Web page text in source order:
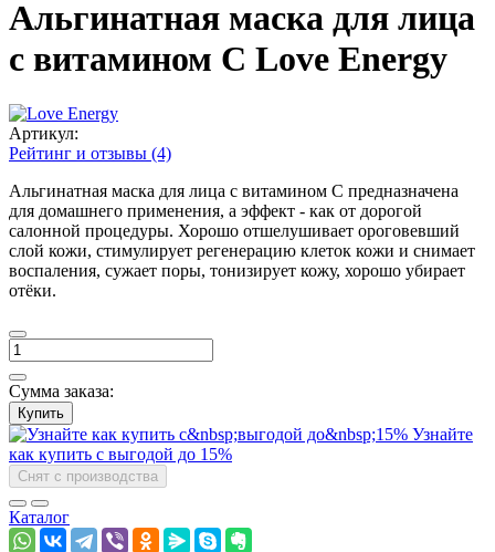
Альгинатная маска для лица
с витамином С Love Energy
Артикул:
Рейтинг и отзывы (4)
Альгинатная маска для лица с витамином С предназначена
для домашнего применения, а эффект - как от дорогой
салонной процедуры. Хорошо отшелушивает ороговевший
слой кожи, стимулирует регенерацию клеток кожи и снимает
воспаления, сужает поры, тонизирует кожу, хорошо убирает
отёки.
Сумма заказа:
Купить
Узнайте
как купить с выгодой до 15%
Снят с производства
Каталог